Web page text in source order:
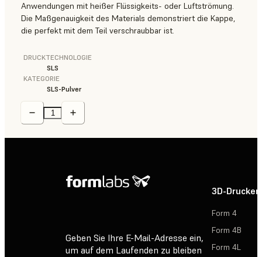
Anwendungen mit heißer Flüssigkeits- oder Luftströmung.
Die Maßgenauigkeit des Materials demonstriert die Kappe,
die perfekt mit dem Teil verschraubbar ist.
DRUCKTECHNOLOGIE
SLS
KATEGORIE
SLS-Pulver
Geben Sie Ihre E-Mail-Adresse ein,
um auf dem Laufenden zu bleiben
3D-Drucker
Form 4
Form 4B
Form 4L